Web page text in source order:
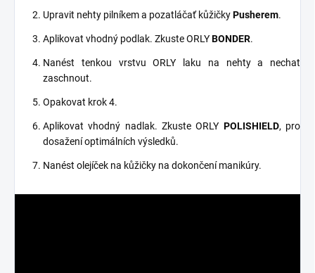
Upravit nehty pilníkem a pozatláčať kůžičkyPusherem.
Aplikovat vhodný podlak. Zkuste ORLYBONDER.
Nanést tenkou vrstvu ORLY laku na nehty a nechat
zaschnout.
Opakovat krok 4.
Aplikovat vhodný nadlak. Zkuste ORLY POLISHIELD, pro
dosažení optimálních výsledků.
Nanést olejíček na kůžičky na dokončení manikúry.